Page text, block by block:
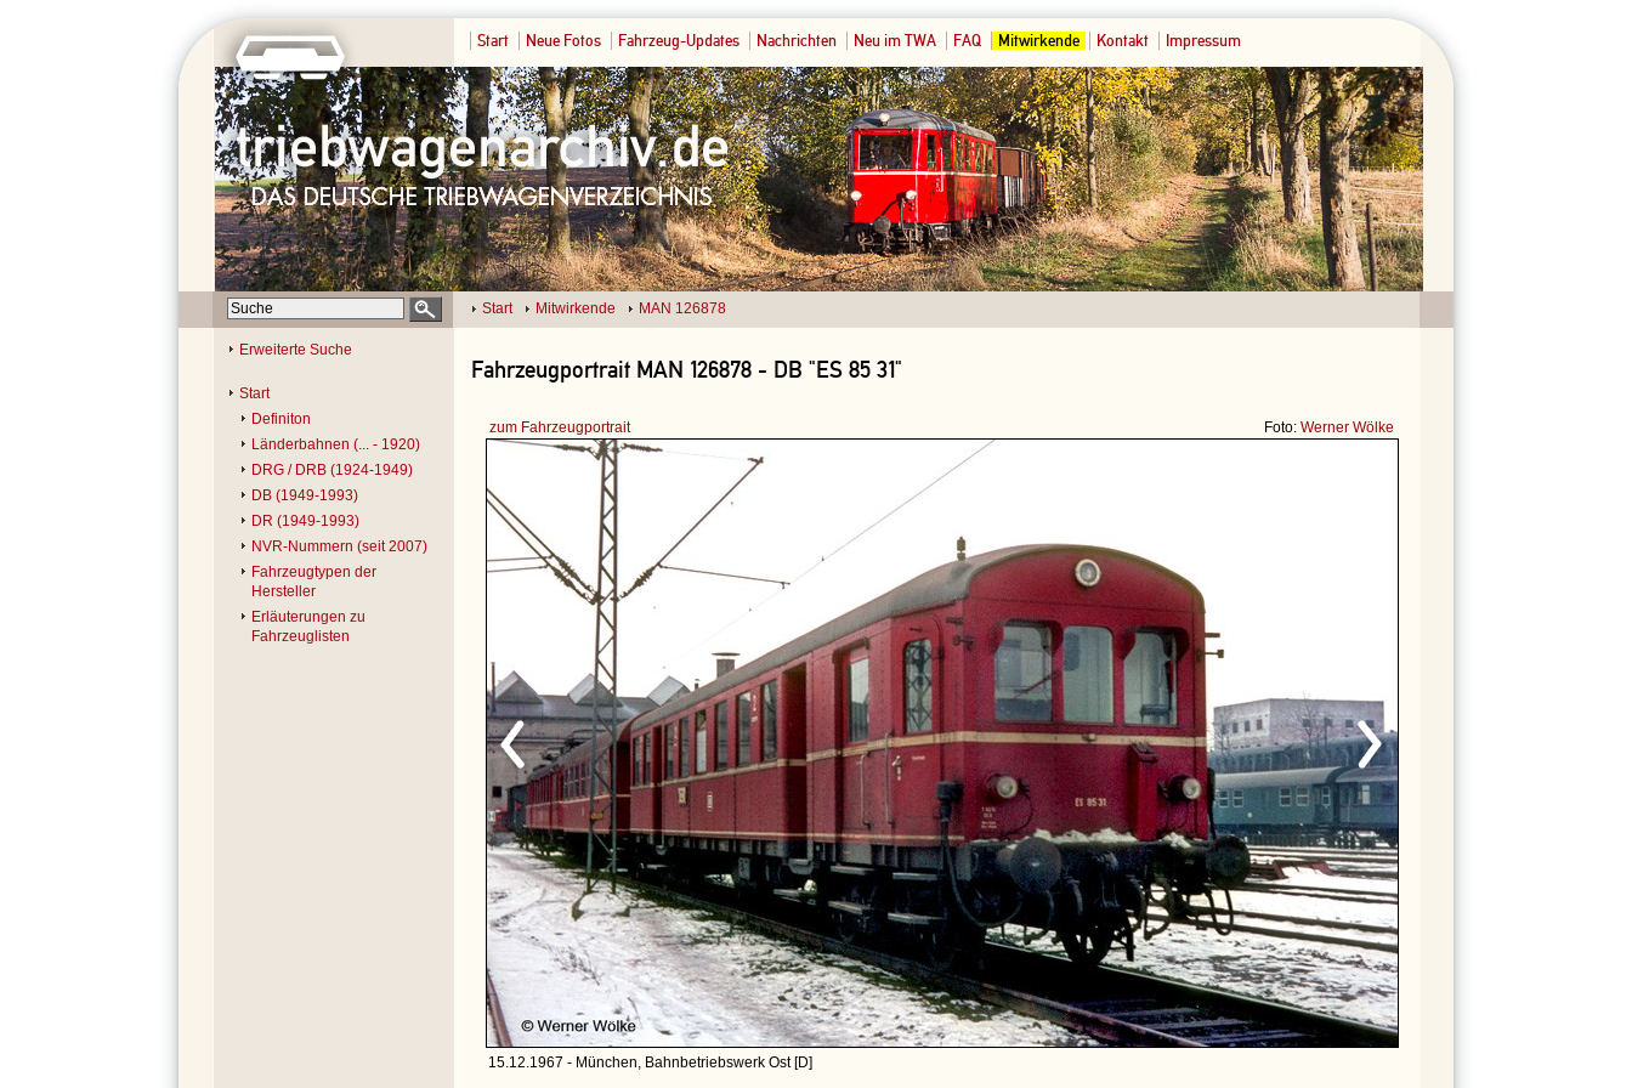
Start Neue Fotos Fahrzeug-Updates Nachrichten Neu im TWA FAQ Mitwirkende Kontakt Impressum
Start Mitwirkende MAN 126878
Erweiterte Suche
Start
Definiton
Länderbahnen (... - 1920)
DRG / DRB (1924-1949)
DB (1949-1993)
DR (1949-1993)
NVR-Nummern (seit 2007)
Fahrzeugtypen der
Hersteller
Erläuterungen zu
Fahrzeuglisten
Fahrzeugportrait MAN 126878 - DB "ES 85 31"
zum Fahrzeugportrait Foto: Werner Wölke
15.12.1967 - München, Bahnbetriebswerk Ost [D]